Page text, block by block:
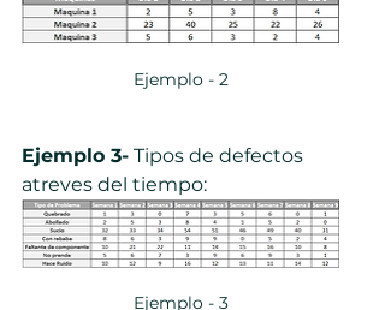
Ejemplo - 2
Ejemplo 3- Tipos de defectos
atreves del tiempo:
Ejemplo - 3